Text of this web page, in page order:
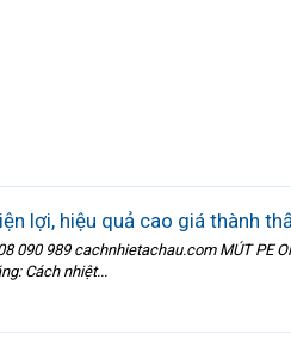
lợi, hiệu quả cao giá thành
090 989 cachnhietachau.com MÚT PE
Cách nhiệt...